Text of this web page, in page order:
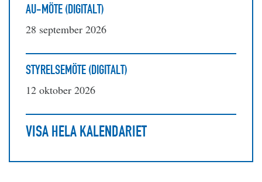
AU-MÖTE (DIGITALT)
28 september 2026
STYRELSEMÖTE (DIGITALT)
12 oktober 2026
VISA HELA KALENDARIET